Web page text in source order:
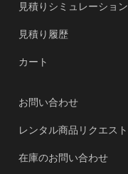
見積りシミュレーション
見積り履歴
カート
お問い合わせ
レンタル商品リクエスト
在庫のお問い合わせ